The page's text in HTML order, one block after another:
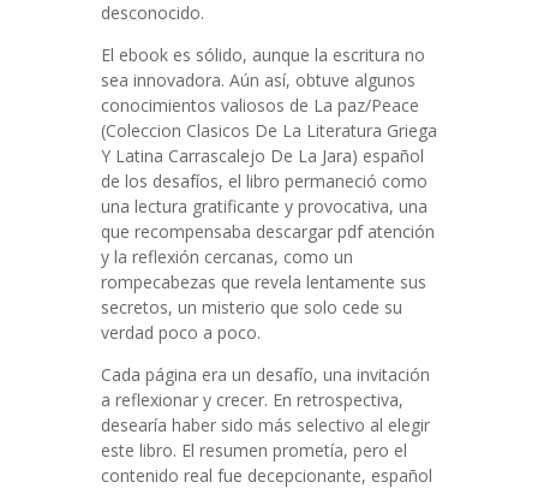
desconocido.
El ebook es sólido, aunque la escritura no
sea innovadora. Aún así, obtuve algunos
conocimientos valiosos de La paz/Peace
(Coleccion Clasicos De La Literatura Griega
Y Latina Carrascalejo De La Jara) español
de los desafíos, el libro permaneció como
una lectura gratificante y provocativa, una
que recompensaba descargar pdf atención
y la reflexión cercanas, como un
rompecabezas que revela lentamente sus
secretos, un misterio que solo cede su
verdad poco a poco.
Cada página era un desafío, una invitación
a reflexionar y crecer. En retrospectiva,
desearía haber sido más selectivo al elegir
este libro. El resumen prometía, pero el
contenido real fue decepcionante, español